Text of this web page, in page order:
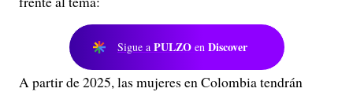
Sigue a PULZO en Discover
A partir de 2025, las mujeres en Colombia tendrán